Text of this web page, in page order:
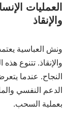
العمليات
والإنقاذ
ونش العباسية
والإنقاذ. تتنوع
النجاح. عندما
الدعم النفسي
بعملية السحب.